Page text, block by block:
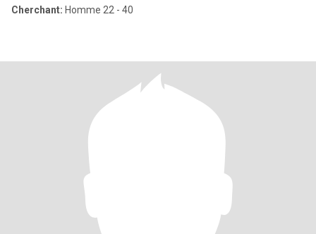
Cherchant: Homme 22 - 40